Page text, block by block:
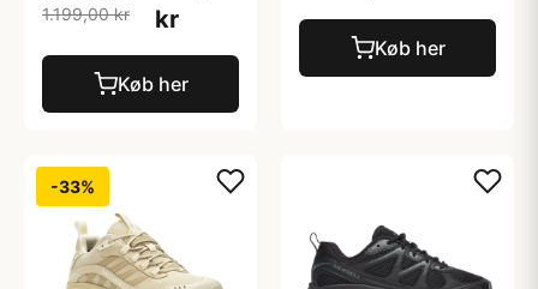
1.199,00 kr
kr
Køb her
Køb her
-33%